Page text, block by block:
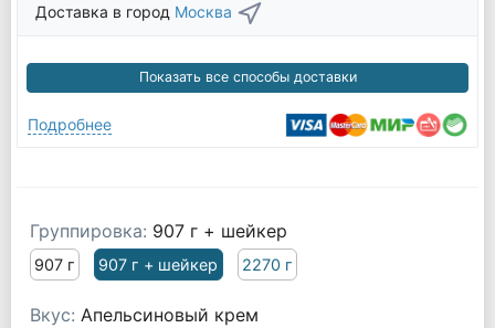
Доставка в город Москва
Показать все способы доставки
Подробнее
Группировка: 907 г + шейкер
907 г 907 г + шейкер 2270 г
Вкус: Апельсиновый крем